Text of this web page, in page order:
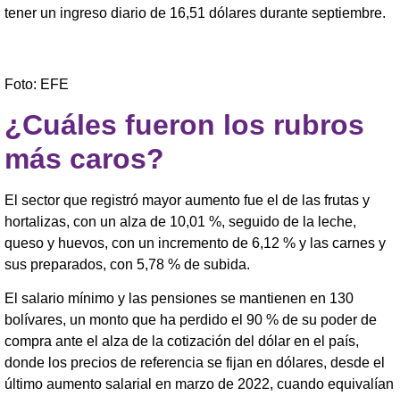
tener un ingreso diario de 16,51 dólares durante septiembre.
Foto: EFE
¿Cuáles fueron los rubros
más caros?
El sector que registró mayor aumento fue el de las frutas y
hortalizas, con un alza de 10,01 %, seguido de la leche,
queso y huevos, con un incremento de 6,12 % y las carnes y
sus preparados, con 5,78 % de subida.
El salario mínimo y las pensiones se mantienen en 130
bolívares, un monto que ha perdido el 90 % de su poder de
compra ante el alza de la cotización del dólar en el país,
donde los precios de referencia se fijan en dólares, desde el
último aumento salarial en marzo de 2022, cuando equivalían